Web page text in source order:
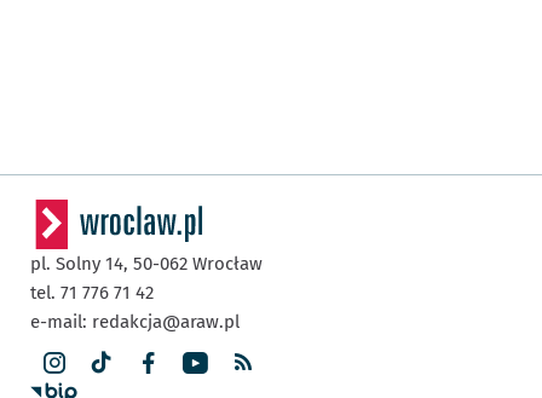
pl. Solny 14, 50-062 Wrocław
tel. 71 776 71 42
e-mail: redakcja@araw.pl